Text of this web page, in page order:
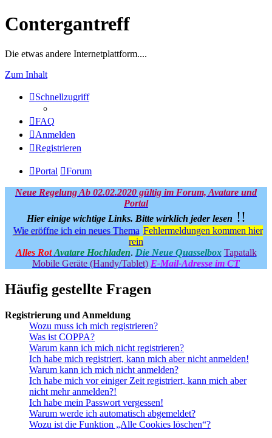
Contergantreff
Die etwas andere Internetplattform....
Zum Inhalt
Schnellzugriff
FAQ
Anmelden
Registrieren
Portal Forum
Neue Regelung Ab 02.02.2020 gültig im Forum, Avatare und
Portal
Hier einige wichtige Links. Bitte wirklich jeder lesen !!
Wie eröffne ich ein neues Thema Fehlermeldungen kommen hier
rein
Alles Rot Avatare Hochladen. Die Neue Quasselbox Tapatalk
Mobile Geräte (Handy/Tablet) E-Mail-Adresse im CT
Häufig gestellte Fragen
Registrierung und Anmeldung
Wozu muss ich mich registrieren?
Was ist COPPA?
Warum kann ich mich nicht registrieren?
Ich habe mich registriert, kann mich aber nicht anmelden!
Warum kann ich mich nicht anmelden?
Ich habe mich vor einiger Zeit registriert, kann mich aber
nicht mehr anmelden?!
Ich habe mein Passwort vergessen!
Warum werde ich automatisch abgemeldet?
Wozu ist die Funktion „Alle Cookies löschen“?